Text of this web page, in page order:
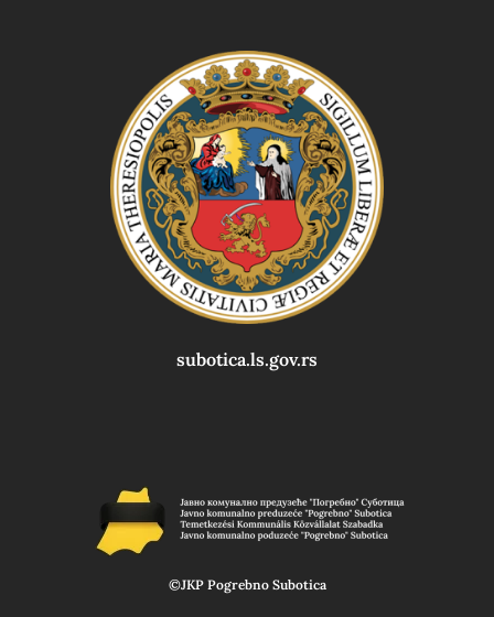
subotica.ls.gov.rs
©JKP Pogrebno Subotica